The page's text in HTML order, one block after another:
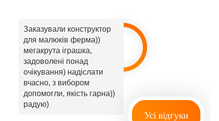
Заказували конструктор
для малюків ферма))
мегакрута іграшка,
задоволені понад
очікування) надіслати
вчасно, з вибором
допомогли, якість гарна))
радую)
Усі відгуки